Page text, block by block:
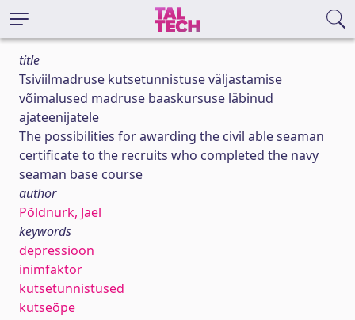
title
Tsiviilmadruse kutsetunnistuse väljastamise
võimalused madruse baaskursuse läbinud
ajateenijatele
The possibilities for awarding the civil able seaman
certificate to the recruits who completed the navy
seaman base course
author
Põldnurk, Jael
keywords
depressioon
inimfaktor
kutsetunnistused
kutseõpe